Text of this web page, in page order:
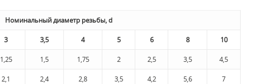
Номинальный диаметр резьбы, d
3 3,5 4 5 6 8 10
1,25 1,5 1,75 2 2,5 3,5 4,5
2,1 2,4 2,8 3,5 4,2 5,6 7